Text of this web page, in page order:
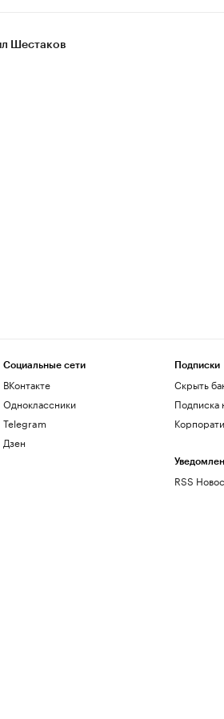
Шестаков
Социальные сети
ВКонтакте
Одноклассники
Telegram
Дзен
Подписки
Скрыть
Подписка
RSS